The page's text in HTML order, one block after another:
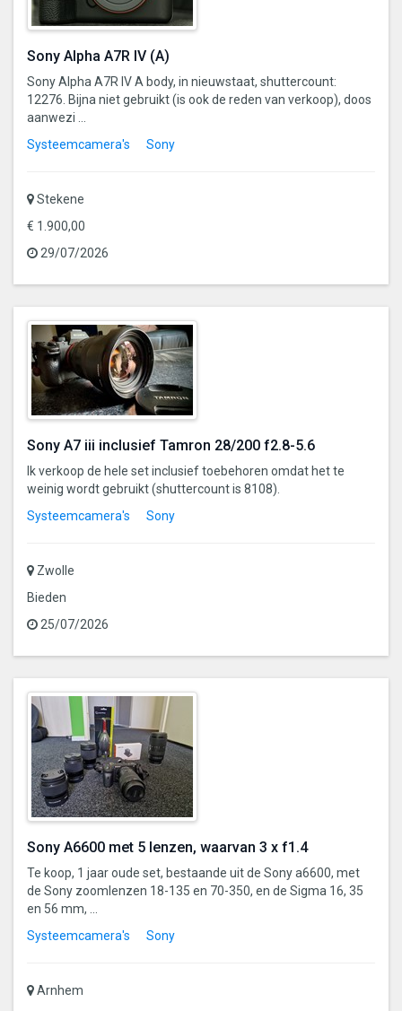
Sony Alpha A7R IV (A)
Sony Alpha A7R IV A body, in nieuwstaat, shuttercount:
12276. Bijna niet gebruikt (is ook de reden van verkoop), doos
aanwezi ...
Systeemcamera's
Sony
Stekene
€ 1.900,00
29/07/2026
Sony A7 iii inclusief Tamron 28/200 f2.8-5.6
Ik verkoop de hele set inclusief toebehoren omdat het te
weinig wordt gebruikt (shuttercount is 8108).
Systeemcamera's
Sony
Zwolle
Bieden
25/07/2026
Sony A6600 met 5 lenzen, waarvan 3 x f1.4
Te koop, 1 jaar oude set, bestaande uit de Sony a6600, met
de Sony zoomlenzen 18-135 en 70-350, en de Sigma 16, 35
en 56 mm, ...
Systeemcamera's
Sony
Arnhem